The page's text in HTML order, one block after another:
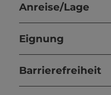
Anreise/Lage
Eignung
Barrierefreiheit